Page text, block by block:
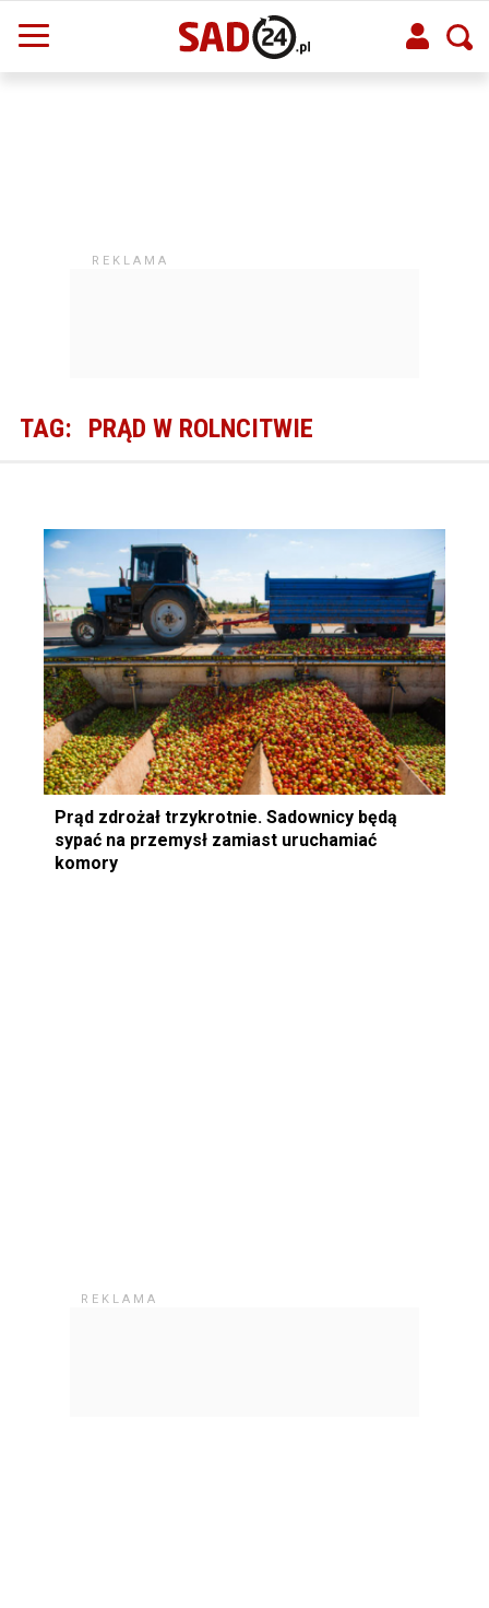
TAG: PRĄD W ROLNCITWIE
Prąd zdrożał trzykrotnie. Sadownicy będą
sypać na przemysł zamiast uruchamiać
komory